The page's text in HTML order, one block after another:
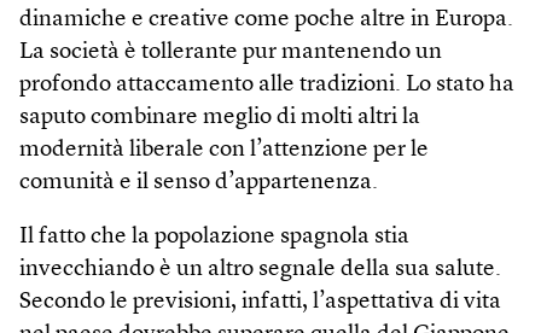
dinamiche e creative come poche altre in Europa.
La società è tollerante pur mantenendo un
profondo attaccamento alle tradizioni. Lo stato ha
saputo combinare meglio di molti altri la
modernità liberale con l’attenzione per le
comunità e il senso d’appartenenza.
Il fatto che la popolazione spagnola stia
invecchiando è un altro segnale della sua salute.
Secondo le previsioni, infatti, l’aspettativa di vita